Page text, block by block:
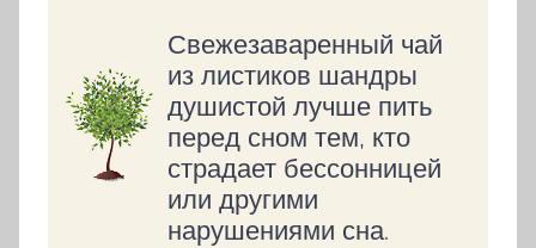
Свежезаваренный чай
из листиков шандры
душистой лучше пить
перед сном тем, кто
страдает бессонницей
или другими
нарушениями сна.